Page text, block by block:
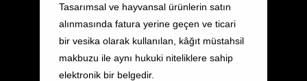
Tasarımsal ve hayvansal ürünlerin satın
alınmasında fatura yerine geçen ve ticari
bir vesika olarak kullanılan, kâğıt müstahsil
makbuzu ile aynı hukuki niteliklere sahip
elektronik bir belgedir.